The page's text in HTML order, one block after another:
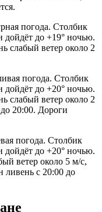
погода. Столбик
дойдёт до +19° ночью.
слабый ветер около 2
погода. Столбик
дойдёт до +20° ночью.
слабый ветер около 2
20:00. Дороги
погода. Столбик
дойдёт до +20° ночью.
ветер около 5 м/с,
ливень с 20:00 до